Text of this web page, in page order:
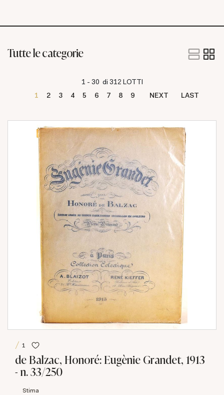
Tutte le categorie
1 - 30 di 312 LOTTI
1
2 3 4 5 6 7 8 9 NEXT LAST
1
de Balzac, Honoré: Eugènie Grandet, 1913
- n. 33/250
Stima